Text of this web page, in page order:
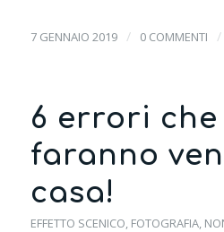
7 GENNAIO 2019 / 0 COMMENTI /
6 errori
faranno
casa!
EFFETTO SCENICO, FOTOGRAFIA,